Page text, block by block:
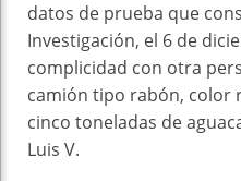
datos de prueba que
Investigación, el 6 de
complicidad con otra
camión tipo rabón, color
cinco toneladas de
Luis V.